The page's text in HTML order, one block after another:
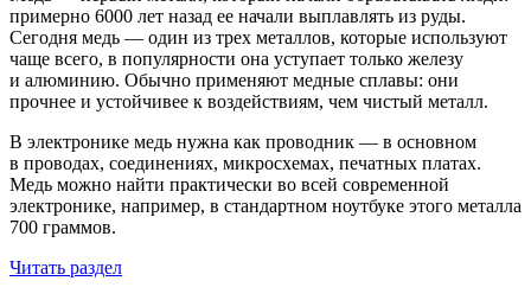
примерно 6000 лет назад ее начали выплавлять из руды.
Сегодня медь — один из трех металлов, которые используют
чаще всего, в популярности она уступает только железу
и алюминию. Обычно применяют медные сплавы: они
прочнее и устойчивее к воздействиям, чем чистый металл.
В электронике медь нужна как проводник — в основном
в проводах, соединениях, микросхемах, печатных платах.
Медь можно найти практически во всей современной
электронике, например, в стандартном ноутбуке этого металла
700 граммов.
Читать раздел